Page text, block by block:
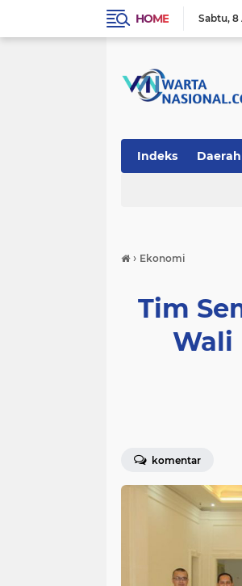
HOME Sabtu 8
Indeks Daerah
› Ekonomi
Tim
Wali
komentar